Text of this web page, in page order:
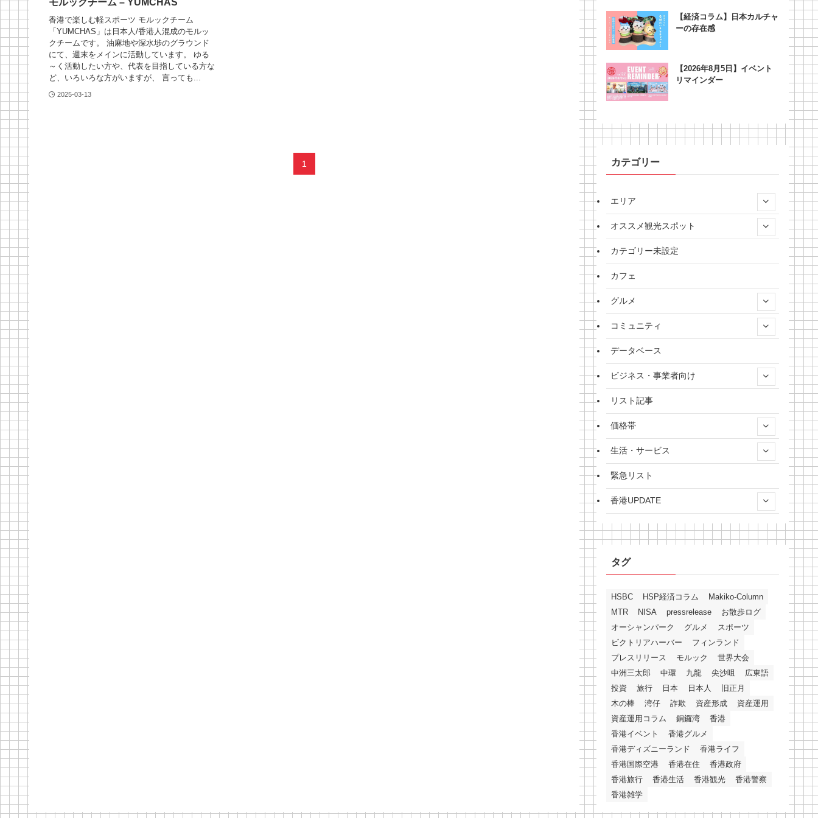
モルックチーム – YUMCHAS
香港で楽しむ軽スポーツ モルックチーム
「YUMCHAS」は日本人/香港人混成のモルッ
クチームです。 油麻地や深水埗のグラウンド
にて、週末をメインに活動しています。 ゆる
～く活動したい方や、代表を目指している方な
ど、いろいろな方がいますが、 言っても...
2025-03-13
1
【経済コラム】日本カルチャ
ーの存在感
【2026年8月5日】イベント
リマインダー
カテゴリー
エリア
オススメ観光スポット
カテゴリー未設定
カフェ
グルメ
コミュニティ
データベース
ビジネス・事業者向け
リスト記事
価格帯
生活・サービス
緊急リスト
香港UPDATE
タグ
HSBC HSP経済コラム
Makiko-Column
MTR
NISA pressrelease
お散歩ログ
オーシャンパーク
グルメ
スポーツ
ビクトリアハーバー
フィンランド
プレスリリース
モルック
世界大会
中洲三太郎
中環 九龍 尖沙咀
広東語
投資
旅行 日本 日本人
旧正月
木の棒
湾仔 詐欺 資産形成
資産運用
資産運用コラム
銅鑼湾
香港
香港イベント
香港グルメ
香港ディズニーランド
香港ライフ
香港国際空港
香港在住
香港政府
香港旅行
香港生活 香港観光
香港警察
香港雑学